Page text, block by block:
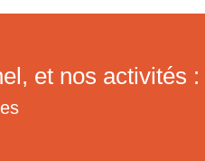
et nos activités :